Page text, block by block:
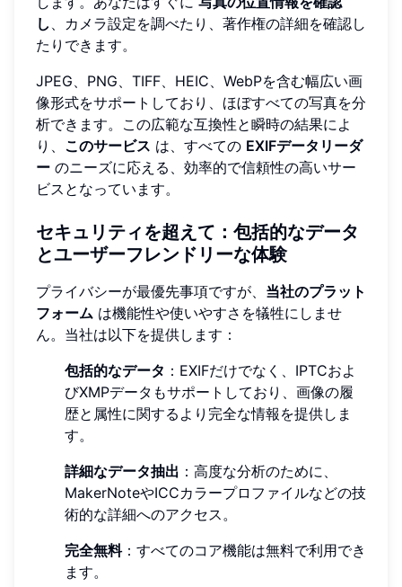
し 、カメラ設定を調べたり、著作権の詳細を確認し
たりできます。
JPEG、PNG、TIFF、HEIC、WebPを含む幅広い画
像形式をサポートしており、ほぼすべての写真を分
析できます。この広範な互換性と瞬時の結果によ
り、 このサービス は、すべての EXIFデータリーダ
ー のニーズに応える、効率的で信頼性の高いサー
ビスとなっています。
セキュリティを超えて：包括的なデータ
とユーザーフレンドリーな体験
プライバシーが最優先事項ですが、 当社のプラット
フォーム は機能性や使いやすさを犠牲にしませ
ん。当社は以下を提供します：
包括的なデータ ：EXIFだけでなく、IPTCおよ
びXMPデータもサポートしており、画像の履
歴と属性に関するより完全な情報を提供しま
す。
詳細なデータ抽出 ：高度な分析のために、
MakerNoteやICCカラープロファイルなどの技
術的な詳細へのアクセス。
完全無料：すべてのコア機能は無料で利用でき
ます。